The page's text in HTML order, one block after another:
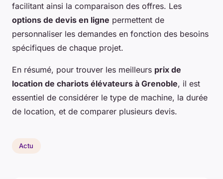
facilitant ainsi la comparaison des offres. Les
options de devis en ligne permettent de
personnaliser les demandes en fonction des besoins
spécifiques de chaque projet.
En résumé, pour trouver les meilleurs prix de
location de chariots élévateurs à Grenoble, il est
essentiel de considérer le type de machine, la durée
de location, et de comparer plusieurs devis.
Actu